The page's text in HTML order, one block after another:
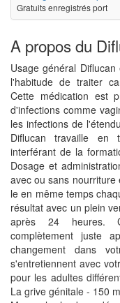
Gratuits enregistrés port
A propos du
Usage général
l'habitude de traiter
Cette médication est
d'infections comme
les infections de
Diflucan travaille en
interférant de la
Dosage et
avec ou sans nourriture
le en même temps
résultat avec un plein
après 24 heures.
complètement juste
changement dans
s'entretiennent avec
pour les adultes
La grive génitale - 150